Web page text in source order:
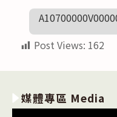
Post Views: 162
媒體專區 Media